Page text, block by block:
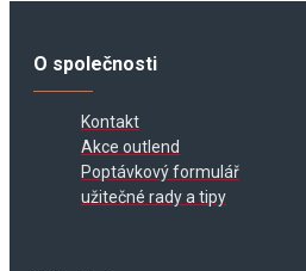
O společnosti
Kontakt
Akce outlend
Poptávkový formulář
užitečné rady a tipy